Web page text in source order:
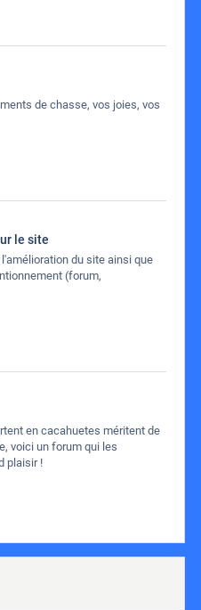
de chasse, vos joies, vos
le site
du site ainsi que
(forum,
en cacahuetes méritent de
voici un forum qui les
plaisir !